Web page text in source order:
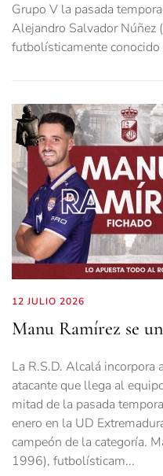
Grupo V la pasada
Alejandro Salvador Núñez
futbolísticamente conocido
12 JULIO 2026
Manu Ramírez se
La R.S.D. Alcalá incorpora
atacante que llega al
mitad de la pasada
enero en la UD
campeón de la categoría.
1996), futbolísticam...